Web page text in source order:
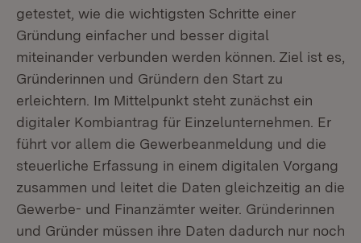
getestet, wie die wichtigsten Schritte einer
Gründung einfacher und besser digital
miteinander verbunden werden können. Ziel ist es,
Gründerinnen und Gründern den Start zu
erleichtern. Im Mittelpunkt steht zunächst ein
digitaler Kombiantrag für Einzelunternehmen. Er
führt vor allem die Gewerbeanmeldung und die
steuerliche Erfassung in einem digitalen Vorgang
zusammen und leitet die Daten gleichzeitig an die
Gewerbe- und Finanzämter weiter. Gründerinnen
und Gründer müssen ihre Daten dadurch nur noch